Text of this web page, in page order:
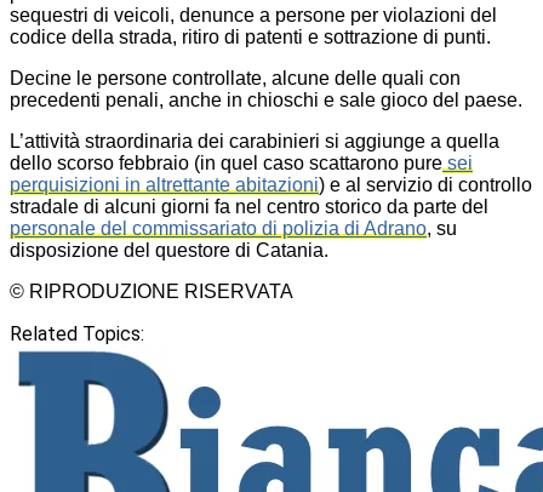
sequestri di veicoli, denunce a persone per violazioni del
codice della strada, ritiro di patenti e sottrazione di punti.
Decine le persone controllate, alcune delle quali con
precedenti penali, anche in chioschi e sale gioco del paese.
L’attività straordinaria dei carabinieri si aggiunge a quella
dello scorso febbraio (in quel caso scattarono pure sei
perquisizioni in altrettante abitazioni) e al servizio di controllo
stradale di alcuni giorni fa nel centro storico da parte del
personale del commissariato di polizia di Adrano, su
disposizione del questore di Catania.
© RIPRODUZIONE RISERVATA
Related Topics: